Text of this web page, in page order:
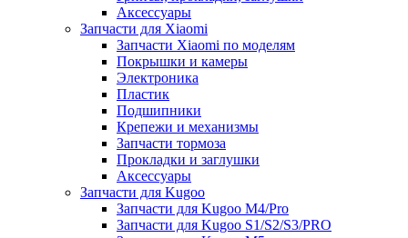
Аксессуары
Запчасти для Xiaomi
Запчасти Xiaomi по моделям
Покрышки и камеры
Электроника
Пластик
Подшипники
Крепежи и механизмы
Запчасти тормоза
Прокладки и заглушки
Аксессуары
Запчасти для Kugoo
Запчасти для Kugoo M4/Pro
Запчасти для Kugoo S1/S2/S3/PRO